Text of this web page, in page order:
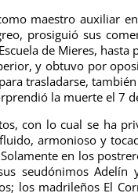
maestro auxiliar
prosiguió sus
de Mieres, hasta
y obtuvo por
trasladarse,
la muerte el 7
con lo cual se ha
armonioso y
en los
seudónimos Adelín
los madrileños El